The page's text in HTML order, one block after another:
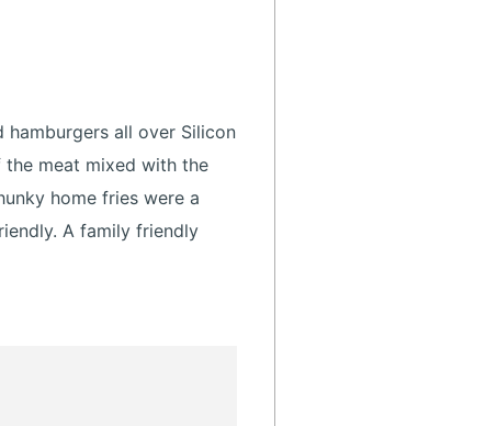
all over Silicon
the meat mixed with the
home fries were a
A family friendly